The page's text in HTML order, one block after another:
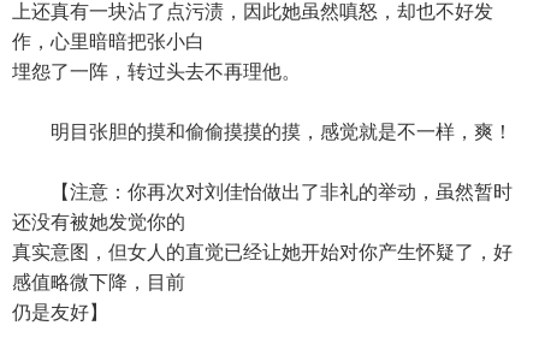
上还真有一块沾了点污渍，因此她虽然嗔怒，却也不好发
作，心里暗暗把张小白
埋怨了一阵，转过头去不再理他。
明目张胆的摸和偷偷摸摸的摸，感觉就是不一样，爽！
【注意：你再次对刘佳怡做出了非礼的举动，虽然暂时
还没有被她发觉你的
真实意图，但女人的直觉已经让她开始对你产生怀疑了，好
感值略微下降，目前
仍是友好】